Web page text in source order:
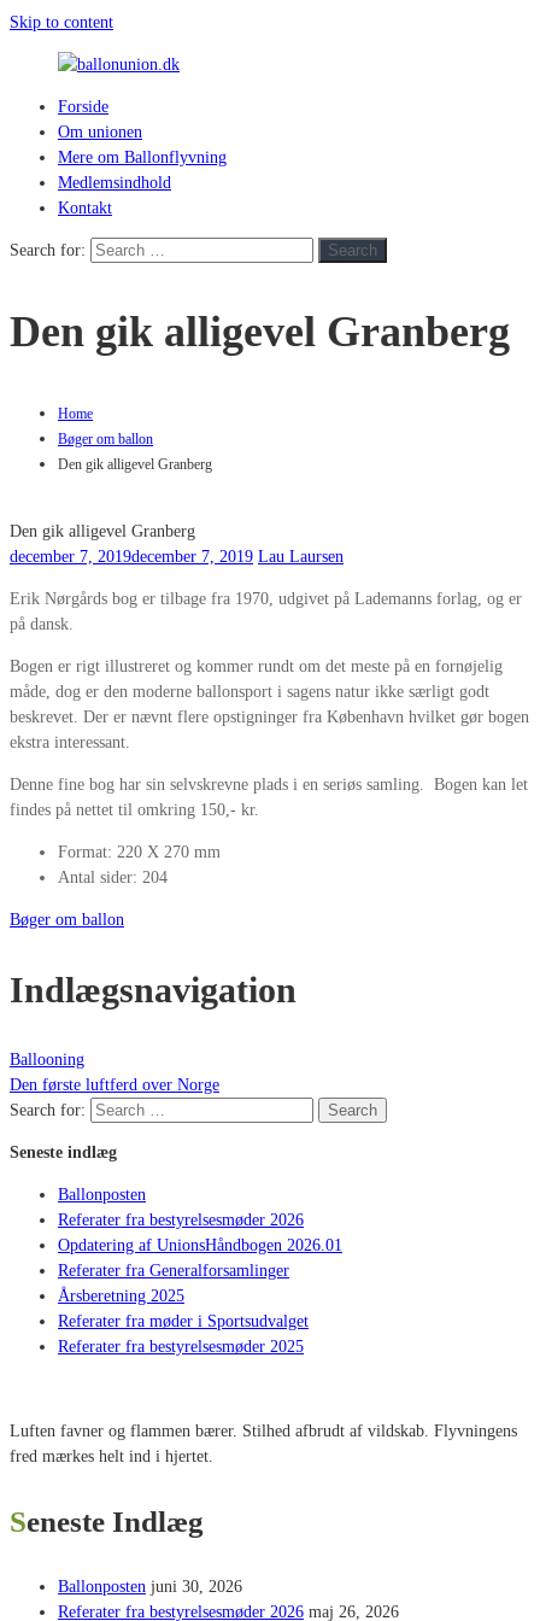
Skip to content
ballonunion.dk
hvad
blæser
Forside
Om unionen
Mere om Ballonflyvning
Medlemsindhold
Kontakt
Search for: Search
Den gik alligevel Granberg
Home
Bøger om ballon
Den gik alligevel Granberg
Den gik alligevel Granberg
december 7, 2019december 7, 2019 Lau Laursen
Erik Nørgårds bog er tilbage fra 1970, udgivet på Lademanns forlag, og er
på dansk.
Bogen er rigt illustreret og kommer rundt om det meste på en fornøjelig
måde, dog er den moderne ballonsport i sagens natur ikke særligt godt
beskrevet. Der er nævnt flere opstigninger fra København hvilket gør bogen
ekstra interessant.
Denne fine bog har sin selvskrevne plads i en seriøs samling. Bogen kan let
findes på nettet til omkring 150,- kr.
Format: 220 X 270 mm
Antal sider: 204
Bøger om ballon
Indlægsnavigation
Ballooning
Den første luftferd over Norge
Search for:
Search
Seneste indlæg
Ballonposten
Referater fra bestyrelsesmøder 2026
Opdatering af UnionsHåndbogen 2026.01
Referater fra Generalforsamlinger
Årsberetning 2025
Referater fra møder i Sportsudvalget
Referater fra bestyrelsesmøder 2025
Luften favner og flammen bærer. Stilhed afbrudt af vildskab. Flyvningens
fred mærkes helt ind i hjertet.
Seneste Indlæg
Ballonposten juni 30, 2026
Referater fra bestyrelsesmøder 2026 maj 26, 2026